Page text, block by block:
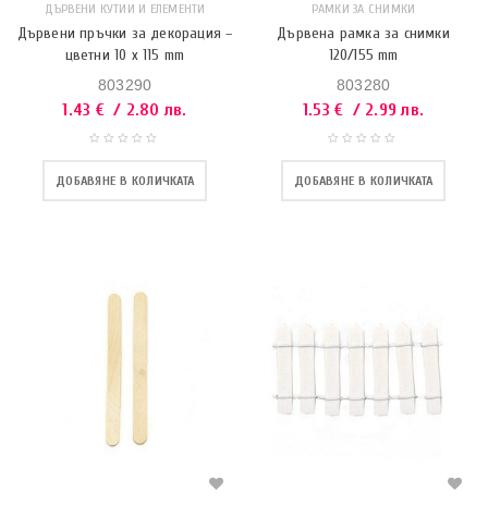
ДЪРВЕНИ КУТИИ И ЕЛЕМЕНТИ
Дървени пръчки за декорация –
цветни 10 x 115 mm
803290
1.43 € / 2.80 лв.
ДОБАВЯНЕ В КОЛИЧКАТА
РАМКИ ЗА СНИМКИ
Дървена рамка за снимки
120/155 mm
803280
1.53€ / 2.99 лв.
ДОБАВЯНЕ В КОЛИЧКАТА